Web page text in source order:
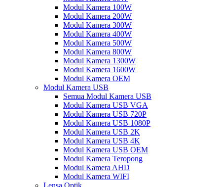
Modul Kamera 100W
Modul Kamera 200W
Modul Kamera 300W
Modul Kamera 400W
Modul Kamera 500W
Modul Kamera 800W
Modul Kamera 1300W
Modul Kamera 1600W
Modul Kamera OEM
Modul Kamera USB
Semua Modul Kamera USB
Modul Kamera USB VGA
Modul Kamera USB 720P
Modul Kamera USB 1080P
Modul Kamera USB 2K
Modul Kamera USB 4K
Modul Kamera USB OEM
Modul Kamera Teropong
Modul Kamera AHD
Modul Kamera WIFI
Lensa Optik